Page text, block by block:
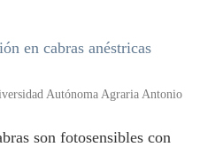
en cabras anéstricas
Autónoma Agraria Antonio
son fotosensibles con